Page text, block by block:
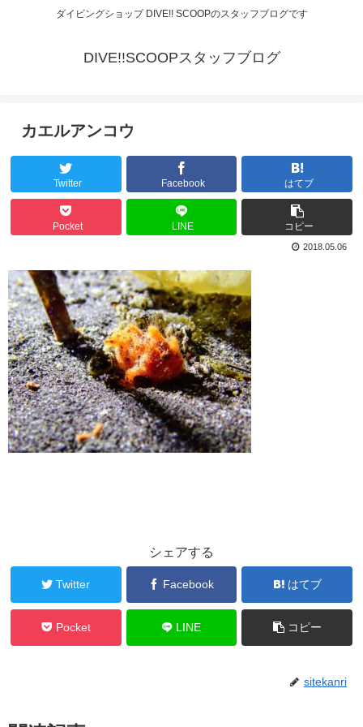
ダイビングショップ DIVE!! SCOOPのスタッフブログです
DIVE!!SCOOPスタッフブログ
カエルアンコウ
Twitter Facebook はてブ
Pocket LINE コピー
2018.05.06
シェアする
Twitter Facebook はてブ
Pocket LINE コピー
sitekanri